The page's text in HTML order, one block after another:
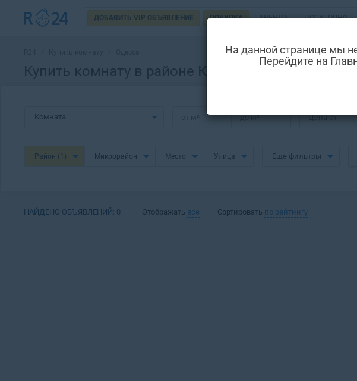
ДОБАВИТЬ VIP ОБЪЯВЛЕНИЕ ПОКУПКА АРЕНДА ПОСУТОЧНО
Купить комнату в районе Киевский в Одессе
Комната дом² Цена от
Район (1) Микрорайон Место Улица Еще фильтры
НАЙДЕНО ОБЪЯВЛЕНИЙ: 0 Отображать все Сортировать по рейтингу
На данной странице мы
Перейдите на